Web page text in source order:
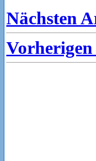
Nächsten